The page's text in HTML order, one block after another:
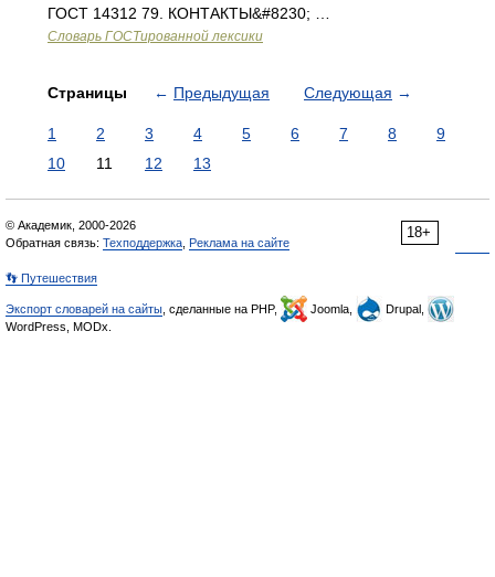
ГОСТ 14312 79. КОНТАКТЫ&#8230; …
Словарь ГОСТированной лексики
Страницы ← Предыдущая Следующая →
1 2 3 4 5 6 7 8
9
10
11 12 13
18+
© Академик, 2000-2026
Обратная связь: Техподдержка Реклама на сайте
👣 Путешествия
Экспорт словарей на сайты , сделанные на PHP, Joomla,
Drupal,
WordPress, MODx.